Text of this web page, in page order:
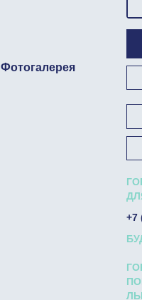
Фотогалерея
+7